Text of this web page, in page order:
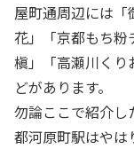
屋町通周辺には「
花」「京都もち
槇」「高瀬川く
どがあります。
勿論ここで紹介し
都河原町駅はやは